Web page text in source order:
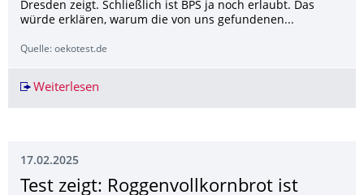
Dresden zeigt. Schließlich ist BPS ja noch erlaubt. Das
würde erklären, warum die von uns gefundenen...
Quelle: oekotest.de
Weiterlesen
17.02.2025
Test zeigt: Roggenvollkornbrot ist